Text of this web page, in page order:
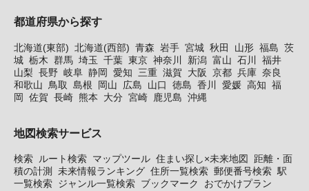
都道府県から探す
北海道(東部) 北海道(西部) 青森 岩手 宮城 秋田 山形 福島 茨
城 栃木 群馬 埼玉 千葉 東京 神奈川 新潟 富山 石川
福井
山梨 長野 岐阜 静岡 愛知 三重 滋賀 大阪 京都 兵庫 奈良
和歌山
鳥取 島根 岡山 広島 山口 徳島 香川 愛媛 高知 福
岡 佐賀 長崎 熊本 大分 宮崎 鹿児島 沖縄
地図検索サービス
検索 ルート検索 マップツール 住まい探し×未来地図
距離・面
積の計測
未来情報ランキング 住所一覧検索 郵便番号検索 駅
一覧検索 ジャンル一覧検索 ブックマーク おでかけプラン